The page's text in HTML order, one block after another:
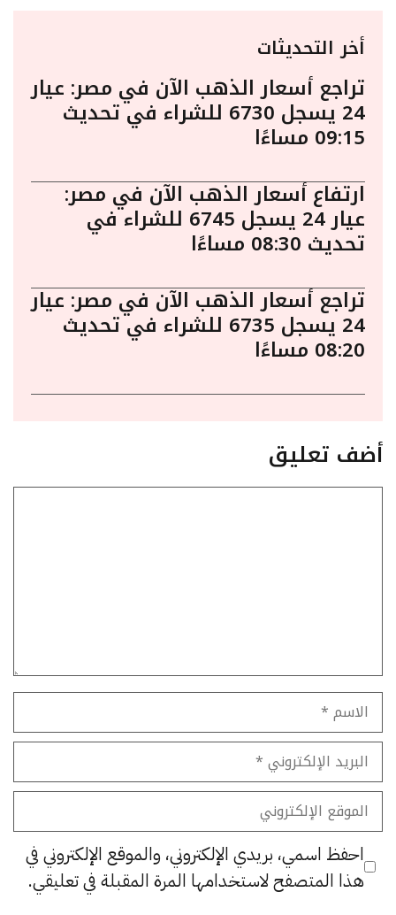
أخر التحديثات
تراجع أسعار الذهب الآن في مصر: عيار
24 يسجل 6730 للشراء في تحديث
09:15 مساءًا
ارتفاع أسعار الذهب الآن في مصر:
عيار 24 يسجل 6745 للشراء في
تحديث 08:30 مساءًا
تراجع أسعار الذهب الآن في مصر: عيار
24 يسجل 6735 للشراء في تحديث
08:20 مساءًا
أضف تعليق
الاسم
البريد
الإلكتروني
الموقع
الإلكتروني
احفظ اسمي، بريدي الإلكتروني، والموقع الإلكتروني في
هذا المتصفح لاستخدامها المرة المقبلة في تعليقي.